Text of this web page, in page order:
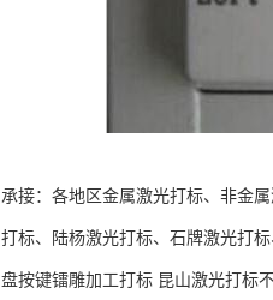
承接：各地区金属激光打标、非金
打标、陆杨激光打标、石牌激光打
盘按键镭雕加工打标 昆山激光打标